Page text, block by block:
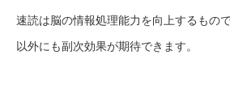
速読は脳の情報処理能力を向上するもの
以外にも副次効果が期待できます。